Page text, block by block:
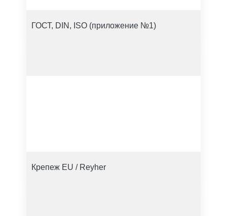
ГОСТ, DIN, ISO (приложение №1)
Крепеж EU / Reyher